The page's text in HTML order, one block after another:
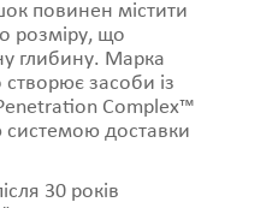
повинен містити
розміру, що
глибину. Марка
засоби із
Complex™
доставки
30 років